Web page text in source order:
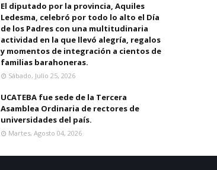
El diputado por la provincia, Aquiles
Ledesma, celebró por todo lo alto el Día
de los Padres con una multitudinaria
actividad en la que llevó alegría, regalos
y momentos de integración a cientos de
familias barahoneras.
Sábado, Julio 25, 2026
UCATEBA fue sede de la Tercera
Asamblea Ordinaria de rectores de
universidades del país.
Martes, Agosto 04, 2026